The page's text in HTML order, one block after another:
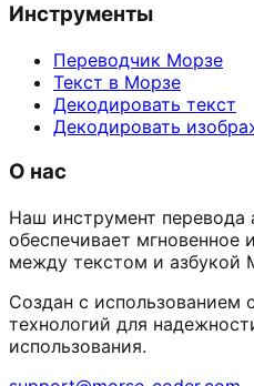
Инструменты
Переводчик Морзе
Текст в Морзе
Декодировать текст
Декодировать
О нас
Наш инструмент перевода
обеспечивает мгновенное
между текстом и азбукой
Создан с использованием
технологий для
использования.